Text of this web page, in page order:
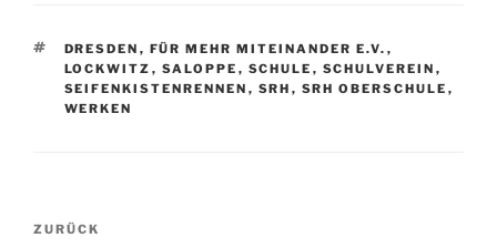
SCHLAGWÖRTER
DRESDEN , FÜR MEHR MITEINANDER E.V. ,
LOCKWITZ , SALOPPE , SCHULE , SCHULVEREIN ,
SEIFENKISTENRENNEN , SRH , SRH OBERSCHULE ,
WERKEN
Beitragsnavigation
Vorheriger
ZURÜCK